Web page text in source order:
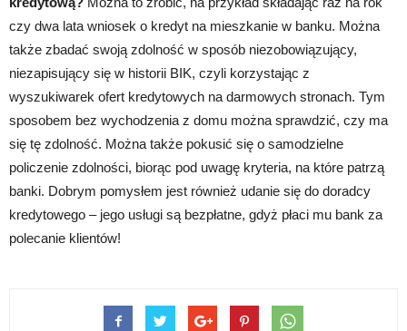
czy dwa lata wniosek o kredyt na mieszkanie w banku. Można
także zbadać swoją zdolność w sposób niezobowiązujący,
niezapisujący się w historii BIK, czyli korzystając z
wyszukiwarek ofert kredytowych na darmowych stronach. Tym
sposobem bez wychodzenia z domu można sprawdzić, czy ma
się tę zdolność. Można także pokusić się o samodzielne
policzenie zdolności, biorąc pod uwagę kryteria, na które patrzą
banki. Dobrym pomysłem jest również udanie się do doradcy
kredytowego – jego usługi są bezpłatne, gdyż płaci mu bank za
polecanie klientów!